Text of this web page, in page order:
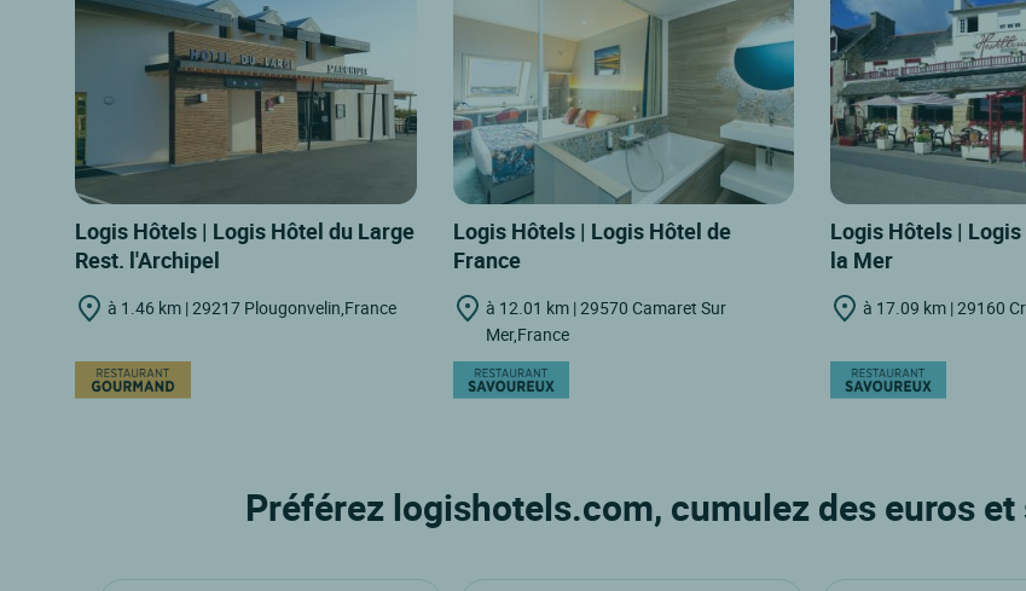
Logis Hôtels | Logis Hôtel du Large
Rest. l'Archipel
à 1.46 km | 29217 Plougonvelin,France
Logis Hôtels | Logis Hôtel de
France
à 12.01 km | 29570 Camaret Sur
Mer,France
Logis Hôtels |
la Mer
à 17.09 km | 29160
Préférez logishotels.com, cumulez des euros